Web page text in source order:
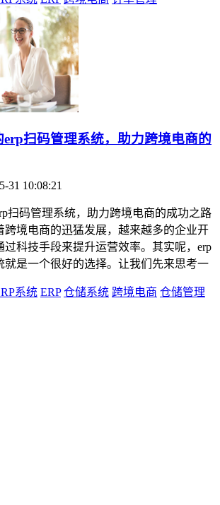
erp扫码管理系统，助力跨境电商的
31 10:08:21
扫码管理系统，助力跨境电商的成功之路
跨境电商的迅猛发展，越来越多的企业开
过科技手段来提升运营效率。其实呢，erp
就是一个很好的选择。让我们先来思考一
系统 ERP 仓储系统 跨境电商 仓储管理